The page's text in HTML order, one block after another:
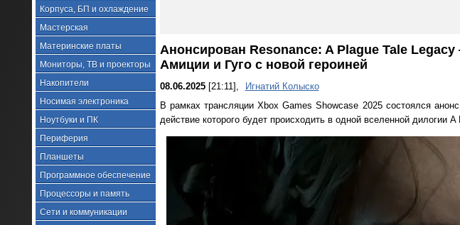
Корпуса, БП и охлаждение
Мастерская
Материнские платы
Мониторы, ТВ и проекторы
Накопители
Носимая электроника
Ноутбуки и ПК
Периферия
Планшеты
Программное обеспечение
Процессоры и память
Сети и коммуникации
Анонсирован Resonance: A Plague Tale
Амиции и Гуго с новой героиней
08.06.2025[21:11],
Игнатий Колыско
В рамках трансляции Xbox Games Showcase 2025 состоялся
действие которого будет происходить в одной вселенной